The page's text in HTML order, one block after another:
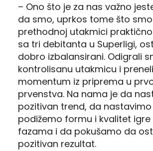
– Ono što je za nas važno
da smo, uprkos tome što
prethodnoj utakmici
sa tri debitanta u Superligi,
dobro izbalansirani. Odigrali
kontrolisanu utakmicu i
momentum iz priprema u
prvenstva. Na nama je da
pozitivan trend, da
podižemo formu i kvalitet igre
fazama i da pokušamo da
pozitivan rezultat.